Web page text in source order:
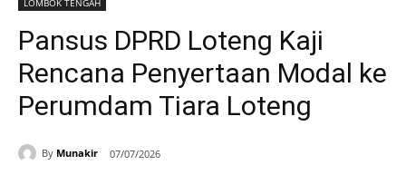
Pansus DPRD Loteng Kaji
Rencana Penyertaan Modal ke
Perumdam Tiara Loteng
By Munakir 07/07/2026